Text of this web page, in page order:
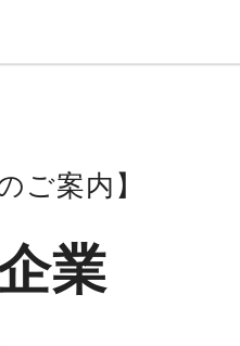
ご案内】
業